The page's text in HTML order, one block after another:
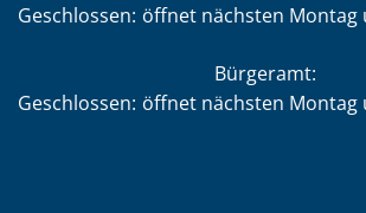
Klicken, um weitere Öffnungs- oder
Geschlossen: öffnet nächsten Montag
Bürgeramt:
Klicken, um weitere Öffnungs- oder
Geschlossen: öffnet nächsten Montag